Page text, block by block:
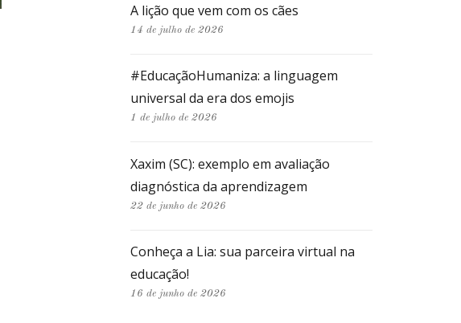
A lição que vem com os cães
14 de julho de 2026
#EducaçãoHumaniza: a linguagem
universal da era dos emojis
1 de julho de 2026
Xaxim (SC): exemplo em avaliação
diagnóstica da aprendizagem
22 de junho de 2026
Conheça a Lia: sua parceira virtual na
educação!
16 de junho de 2026